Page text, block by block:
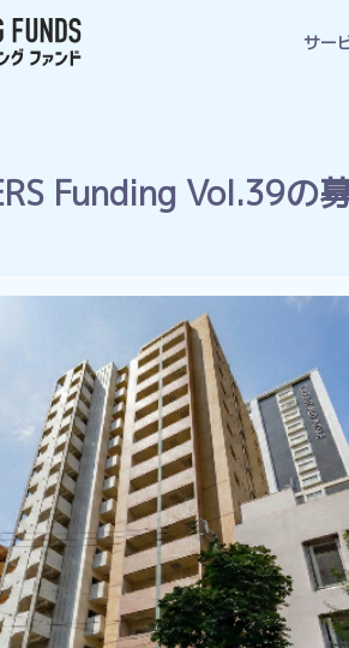
サー
Funding Vol.39の